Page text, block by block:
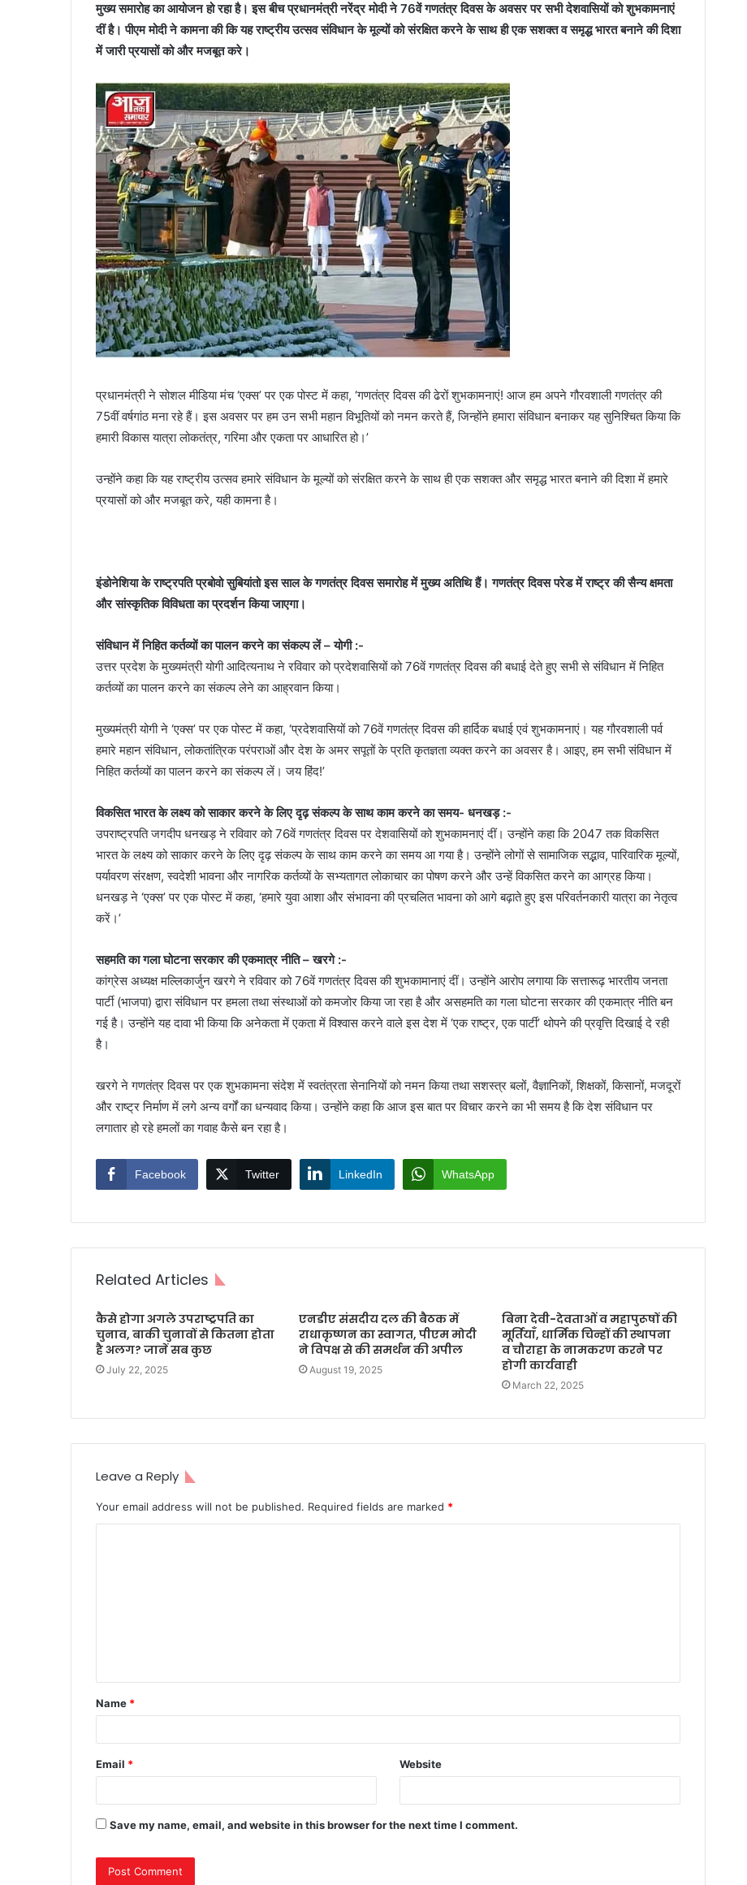
मुख्य समारोह का आयोजन हो रहा है। इस बीच प्रधानमंत्री नरेंद्र मोदी ने 76वें गणतंत्र दिवस के अवसर पर सभी देशवासियों को शुभकामनाएं
दीं है। पीएम मोदी ने कामना की कि यह राष्ट्रीय उत्सव संविधान के मूल्यों को संरक्षित करने के साथ ही एक सशक्त व समृद्ध भारत बनाने की दिशा
में जारी प्रयासों को और मजबूत करे।
प्रधानमंत्री ने सोशल मीडिया मंच ‘एक्स’ पर एक पोस्ट में कहा, ‘गणतंत्र दिवस की ढेरों शुभकामनाएं! आज हम अपने गौरवशाली गणतंत्र की
75वीं वर्षगांठ मना रहे हैं। इस अवसर पर हम उन सभी महान विभूतियों को नमन करते हैं, जिन्होंने हमारा संविधान बनाकर यह सुनिश्चित किया कि
हमारी विकास यात्रा लोकतंत्र, गरिमा और एकता पर आधारित हो।’
उन्होंने कहा कि यह राष्ट्रीय उत्सव हमारे संविधान के मूल्यों को संरक्षित करने के साथ ही एक सशक्त और समृद्ध भारत बनाने की दिशा में हमारे
प्रयासों को और मजबूत करे, यही कामना है।
इंडोनेशिया के राष्ट्रपति प्रबोवो सुबियांतो इस साल के गणतंत्र दिवस समारोह में मुख्य अतिथि हैं। गणतंत्र दिवस परेड में राष्ट्र की सैन्य क्षमता
और सांस्कृतिक विविधता का प्रदर्शन किया जाएगा।
संविधान में निहित कर्तव्यों का पालन करने का संकल्प लें – योगी :-
उत्तर प्रदेश के मुख्यमंत्री योगी आदित्यनाथ ने रविवार को प्रदेशवासियों को 76वें गणतंत्र दिवस की बधाई देते हुए सभी से संविधान में निहित
कर्तव्यों का पालन करने का संकल्प लेने का आह्रवान किया।
मुख्यमंत्री योगी ने ‘एक्स’ पर एक पोस्ट में कहा, ‘प्रदेशवासियों को 76वें गणतंत्र दिवस की हार्दिक बधाई एवं शुभकामनाएं। यह गौरवशाली पर्व
हमारे महान संविधान, लोकतांत्रिक परंपराओं और देश के अमर सपूतों के प्रति कृतज्ञता व्यक्त करने का अवसर है। आइए, हम सभी संविधान में
निहित कर्तव्यों का पालन करने का संकल्प लें। जय हिंद!’
विकसित भारत के लक्ष्य को साकार करने के लिए दृढ़ संकल्प के साथ काम करने का समय- धनखड़ :-
उपराष्ट्रपति जगदीप धनखड़ ने रविवार को 76वें गणतंत्र दिवस पर देशवासियों को शुभकामनाएं दीं। उन्होंने कहा कि 2047 तक विकसित
भारत के लक्ष्य को साकार करने के लिए दृढ़ संकल्प के साथ काम करने का समय आ गया है। उन्होंने लोगों से सामाजिक सद्भाव, पारिवारिक मूल्यों,
पर्यावरण संरक्षण, स्वदेशी भावना और नागरिक कर्तव्यों के सभ्यतागत लोकाचार का पोषण करने और उन्हें विकसित करने का आग्रह किया।
धनखड़ ने ‘एक्स’ पर एक पोस्ट में कहा, ‘हमारे युवा आशा और संभावना की प्रचलित भावना को आगे बढ़ाते हुए इस परिवर्तनकारी यात्रा का नेतृत्व
करें।’
सहमति का गला घोटना सरकार की एकमात्र नीति – खरगे :-
कांग्रेस अध्यक्ष मल्लिकार्जुन खरगे ने रविवार को 76वें गणतंत्र दिवस की शुभकामानाएं दीं। उन्होंने आरोप लगाया कि सत्तारूढ़ भारतीय जनता
पार्टी (भाजपा) द्वारा संविधान पर हमला तथा संस्थाओं को कमजोर किया जा रहा है और असहमति का गला घोटना सरकार की एकमात्र नीति बन
गई है। उन्होंने यह दावा भी किया कि अनेकता में एकता में विश्वास करने वाले इस देश में ‘एक राष्ट्र, एक पार्टी’ थोपने की प्रवृत्ति दिखाई दे रही
है।
खरगे ने गणतंत्र दिवस पर एक शुभकामना संदेश में स्वतंत्रता सेनानियों को नमन किया तथा सशस्त्र बलों, वैज्ञानिकों, शिक्षकों, किसानों, मजदूरों
और राष्ट्र निर्माण में लगे अन्य वर्गों का धन्यवाद किया। उन्होंने कहा कि आज इस बात पर विचार करने का भी समय है कि देश संविधान पर
लगातार हो रहे हमलों का गवाह कैसे बन रहा है।
Facebook Twitter LinkedIn WhatsApp
Related Articles
कैसे होगा अगले उपराष्ट्रपति का
चुनाव, बाकी चुनावों से कितना होता
है अलग? जानें सब कुछ
July 22, 2025
एनडीए संसदीय दल की बैठक में
राधाकृष्णन का स्वागत, पीएम मोदी
ने विपक्ष से की समर्थन की अपील
August 19, 2025
बिना देवी-देवताओं व महापुरूषों की
मूर्तियाँ, धार्मिक चिन्हों की स्थापना
व चौराहा के नामकरण करने पर
होगी कार्यवाही
March 22, 2025
Leave a Reply
Your email address will not be published. Required fields are marked *
t
*
Name *
Email * Website
Save my name, email, and website in this browser for the next time I comment.